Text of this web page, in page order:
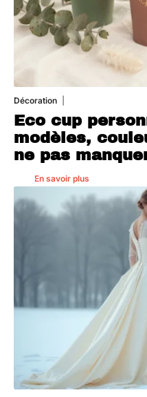
Décoration
Eco cup
modèles,
ne pas
En savoir plus